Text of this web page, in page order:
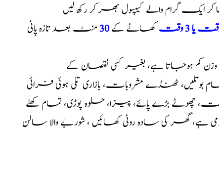
گرام والے کیپسول بھر کر رکھ لیں
کھانے کے30منٹ بعد تازہ پانی
کم ہوجاتا ہے، بغیر کسی نقصان کے
ٹھنڈے مشروبات، بازاری تلی ہوئی فرائی
چھوٹے بڑے پائے، پیزا، حلوہ پوڑی، تمام کھٹے
ہے، گھر کی سادہ روٹی کھائیں ، شوربے والا سالن